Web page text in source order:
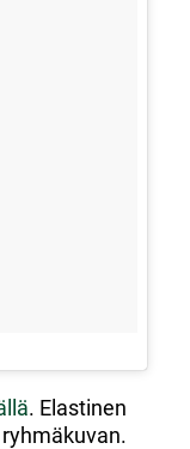
. Elastinen